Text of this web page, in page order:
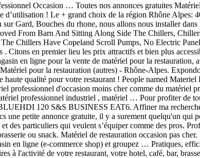
Occasion … Toutes nos annonces gratuites
d’utilisation ! Le + grand choix de la région Rhône Alpes:
sur Gard, Bouches du rhone, nous allons nous installer
From Barn And Sitting Along Side The Chillers,
Chillers Have Copeland Scroll Pumps, No Electric
Citons en premier lieu les prix attractifs et bien plus
en ligne pour la vente de matériel pour la
pour la restauration (autres) - Rhône-Alpes.
haute qualité pour votre restaurant ! People named
professionnel d'occasion moins cher comme du
professionnel industriel , matériel … Pour profiter de
120 S&S BUSINESS EAT6. Affiner ma recherche.
une petite annonce gratuite, il y a surement quelqu'un qui
des particuliers qui veulent s’équiper comme des pros.
ou snack. Matériel de restauration occasion pas
en ligne (e-commerce shop) et groupez … Pratiques,
à l'activité de votre restaurant, votre hotel, café, bar,